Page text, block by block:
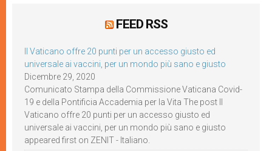
FEED RSS
Il Vaticano offre 20 punti per un accesso giusto ed
universale ai vaccini, per un mondo più sano e giusto
Dicembre 29, 2020
Comunicato Stampa della Commissione Vaticana Covid-
19 e della Pontificia Accademia per la Vita The post Il
Vaticano offre 20 punti per un accesso giusto ed
universale ai vaccini, per un mondo più sano e giusto
appeared first on ZENIT - Italiano.